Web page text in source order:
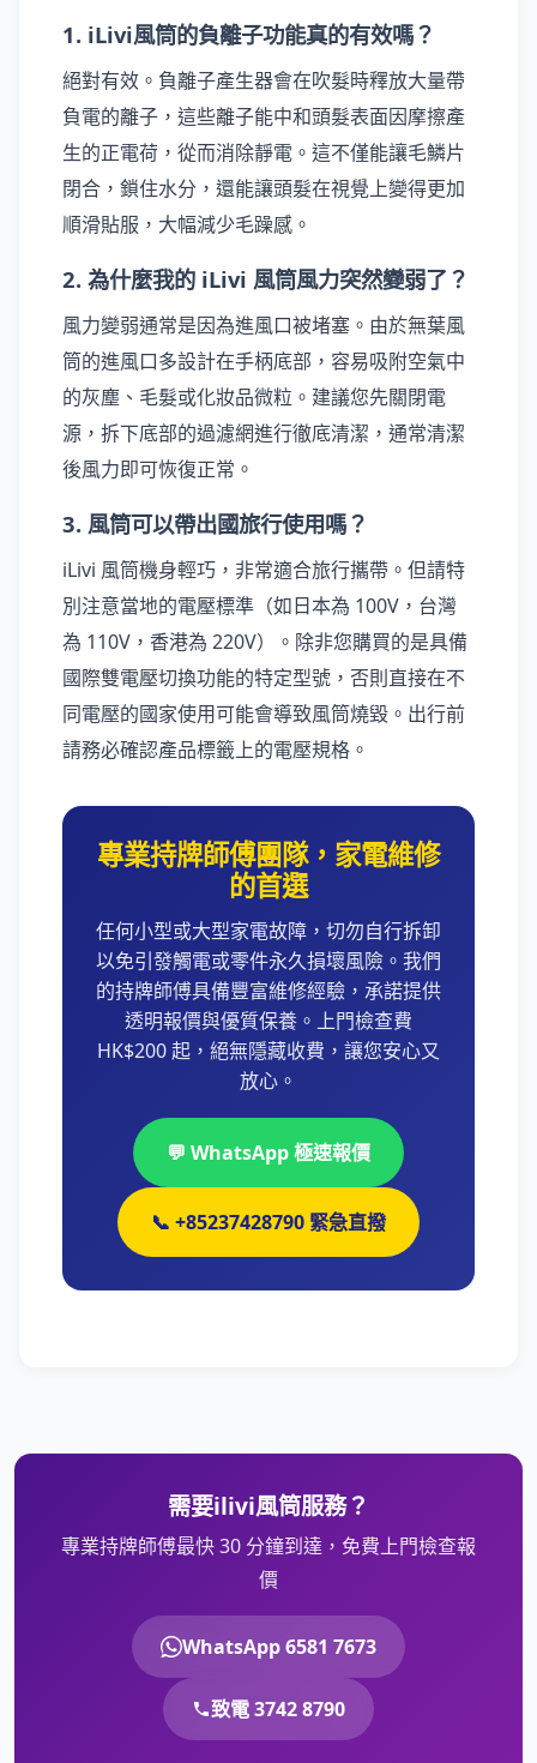
1. iLivi風筒的負離子功能真的有效嗎？
絕對有效。負離子產生器會在吹髮時釋放大量帶
負電的離子，這些離子能中和頭髮表面因摩擦產
生的正電荷，從而消除靜電。這不僅能讓毛鱗片
閉合，鎖住水分，還能讓頭髮在視覺上變得更加
順滑貼服，大幅減少毛躁感。
2. 為什麼我的 iLivi 風筒風力突然變弱了？
風力變弱通常是因為進風口被堵塞。由於無葉風
筒的進風口多設計在手柄底部，容易吸附空氣中
的灰塵、毛髮或化妝品微粒。建議您先關閉電
源，拆下底部的過濾網進行徹底清潔，通常清潔
後風力即可恢復正常。
3. 風筒可以帶出國旅行使用嗎？
iLivi 風筒機身輕巧，非常適合旅行攜帶。但請特
別注意當地的電壓標準（如日本為 100V，台灣
為 110V，香港為 220V）。除非您購買的是具備
國際雙電壓切換功能的特定型號，否則直接在不
同電壓的國家使用可能會導致風筒燒毀。出行前
請務必確認產品標籤上的電壓規格。
專業持牌師傅團隊，家電維修
的首選
任何小型或大型家電故障，切勿自行拆卸
以免引發觸電或零件永久損壞風險。我們
的持牌師傅具備豐富維修經驗，承諾提供
透明報價與優質保養。上門檢查費
HK$200 起，絕無隱藏收費，讓您安心又
放心。
💬 WhatsApp 極速報價
📞 +85237428790 緊急直撥
需要ilivi風筒服務？
專業持牌師傅最快 30 分鐘到達，免費上門檢查報
價
WhatsApp 6581 7673
致電 3742 8790